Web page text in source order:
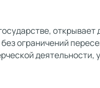
открывает
ограничений
деятельности,